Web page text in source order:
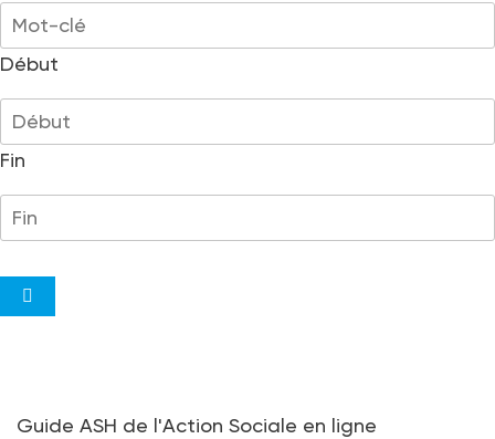
Début
Fin
Guide ASH de l'Action Sociale en ligne